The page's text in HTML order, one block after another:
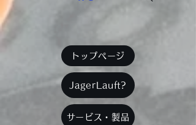
トップページ
JagerLauft?
サービス・製品